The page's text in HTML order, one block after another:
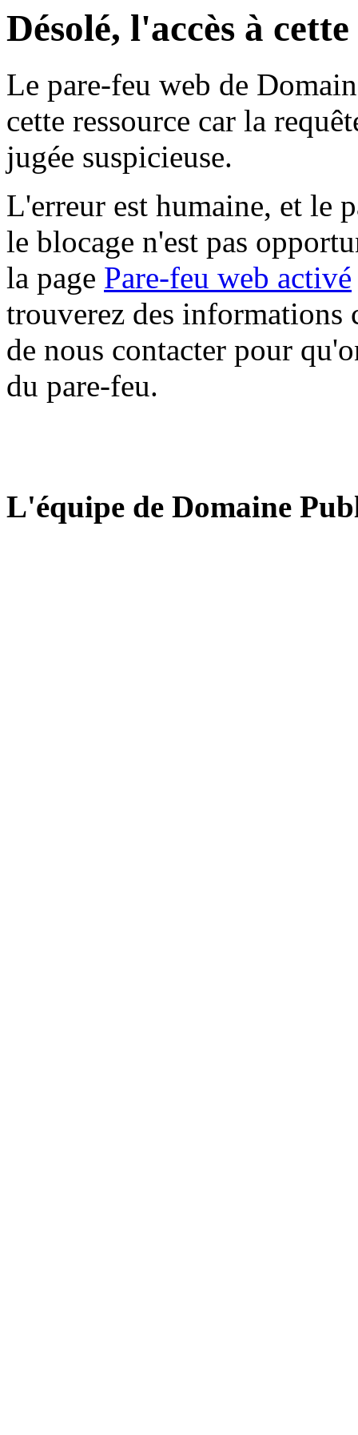
Désolé, l'accès à
Le pare-feu web de
cette ressource car la
jugée suspicieuse.
L'erreur est humaine, et le
le blocage n'est pas
la page Pare-feu web activé
trouverez des informations
de nous contacter pour
du pare-feu.
L'équipe de Domaine